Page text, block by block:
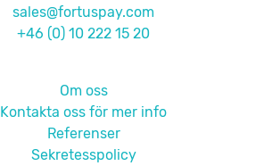
sales@fortuspay.com
+46 (0) 10 222 15 20
Om oss
Kontakta oss för mer info
Referenser
Sekretesspolicy